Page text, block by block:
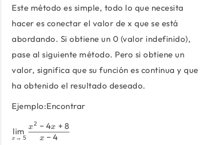
Este método es simple, todo lo que necesita
hacer es conectar el valor de x que se está
abordando. Si obtiene un 0 (valor indefinido),
pase al siguiente método. Pero si obtiene un
valor, significa que su función es continua y que
ha obtenido el resultado deseado.
Ejemplo:Encontrar
x → 5
lim
x − 4
x2 −4x +8